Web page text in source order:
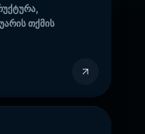
თქმის